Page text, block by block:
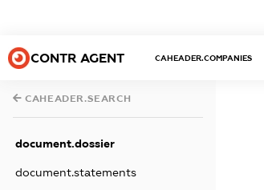
CONTR AGENT CAHEADER.COMPANIES
CAHEADER.SEARCH
document.dossier
document.statements